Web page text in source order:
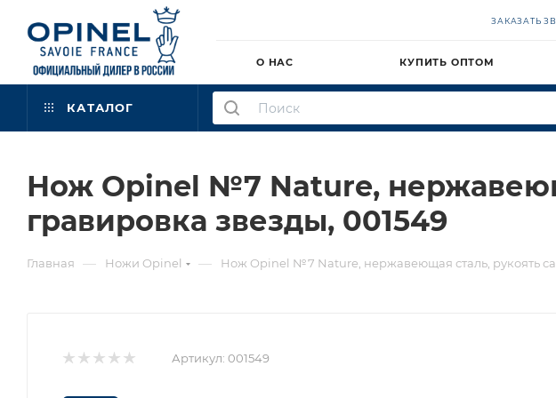
ЗАКАЗАТЬ
О НАС КУПИТЬ ОПТОМ
КАТАЛОГ
Нож Opinel №7 Nature,
гравировка звезды, 001549
Главная — Ножи Opinel — Нож Opinel №7 Nature, нержавеющая сталь, рукоять
Артикул: 001549